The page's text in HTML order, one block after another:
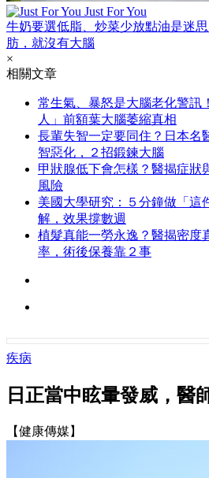
Just For You
牛奶要選低脂、炒菜少放點油是迷
肪，就沒有大腦
×
相關文章
常生氣、暴怒是大腦老化警訊
人」前額葉大腦萎縮真相
長輩失智一定要同住？日本名
智惡化，２招鍛鍊大腦
甲狀腺低下會怎樣？醫揭症狀
風險
美國大學研究：５分鐘做「這
解，效果撐數週
植髮真能一勞永逸？醫揭密度
率，術後保養靠２事
疾病
日正當中眩暈發威，醫
【健康傳媒】